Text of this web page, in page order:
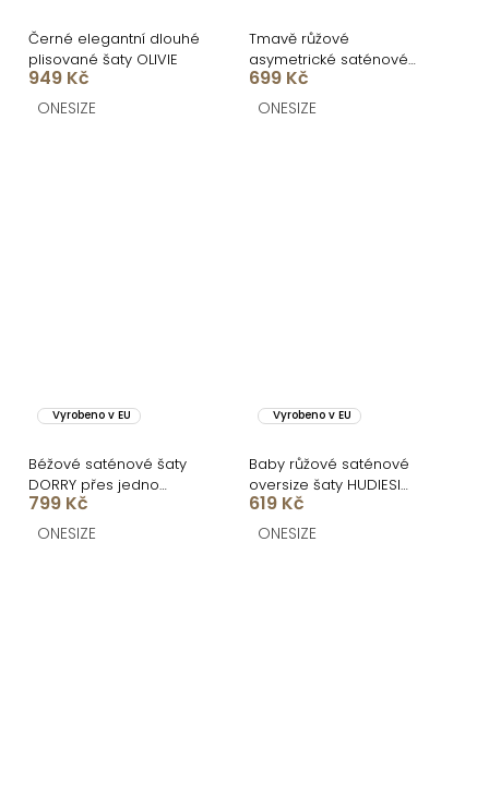
Černé elegantní dlouhé
plisované šaty OLIVIE
949 Kč
ONESIZE
Tmavě růžové
asymetrické saténové
šaty ROULES
699 Kč
ONESIZE
Vyrobeno v EU
Béžové saténové šaty
DORRY přes jedno
rameno
799 Kč
ONESIZE
Vyrobeno v EU
Baby růžové saténové
oversize šaty HUDIESI
přes rameno
619 Kč
ONESIZE